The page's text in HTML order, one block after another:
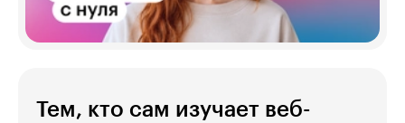
Тем, кто сам изучает веб-